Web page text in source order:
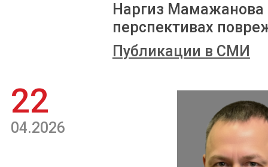
Наргиз Мамажанова
перспективах
Публикации в СМИ
22
04.2026